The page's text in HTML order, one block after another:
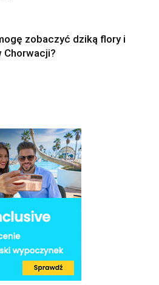
zobaczyć dziką flory i
Chorwacji?